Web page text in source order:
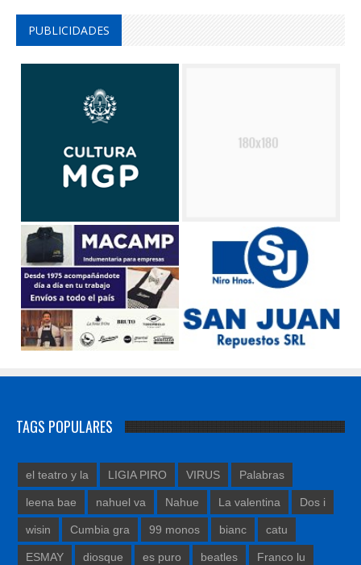
PUBLICIDADES
TAGS POPULARES
el teatro y la LIGIA PIRO VIRUS Palabras
leena bae nahuel va Nahue La valentina Dos i
wisin Cumbia gra 99 monos bianc catu
ESMAY diosque es puro beatles Franco lu